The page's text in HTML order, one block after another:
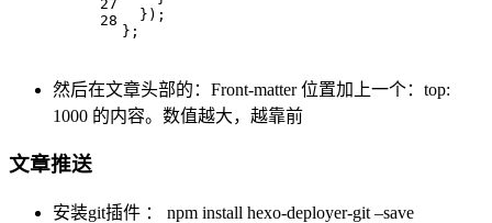
27
28
  });
};
然后在文章头部的：Front-matter 位置加上一个：top:
1000 的内容。数值越大，越靠前
文章推送
安装git插件 ： npm install hexo-deployer-git –save